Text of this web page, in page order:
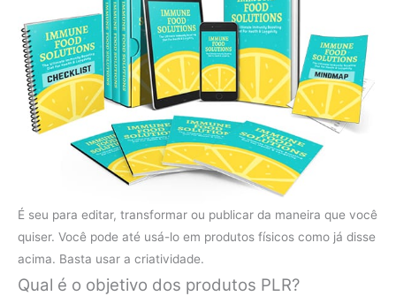
É seu para editar, transformar ou publicar da maneira que você
quiser. Você pode até usá-lo em produtos físicos como já disse
acima. Basta usar a criatividade.
Qual é o objetivo dos produtos PLR?